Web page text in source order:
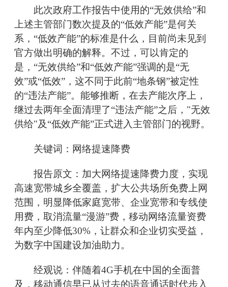
此次政府工作报告中使用的“无效供给”和
上述主管部门数次提及的“低效产能”是何关
系，“低效产能”的标准是什么，目前尚未见到
官方做出明确的解释。不过，可以肯定的
是，“无效供给”和“低效产能”强调的是“无
效”或“低效”，这不同于此前“地条钢”被定性
的“违法产能”。能够推断，在去产能次序上，
继过去两年全面清理了“违法产能”之后，"无效
供给"及“低效产能”正式进入主管部门的视野。
关键词：网络提速降费
报告原文：加大网络提速降费力度，实现
高速宽带城乡全覆盖，扩大公共场所免费上网
范围，明显降低家庭宽带、企业宽带和专线使
用费，取消流量“漫游”费，移动网络流量资费
年内至少降低30%，让群众和企业切实受益，
为数字中国建设加油助力。
经观说：伴随着4G手机在中国的全面普
及，移动通信早已从过去的语音通话时代步入